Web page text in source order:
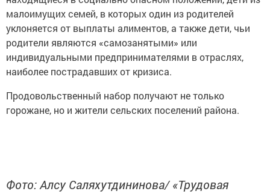
малоимущих семей, в которых один из родителей
уклоняется от выплаты алиментов, а также дети, чьи
родители являются «самозанятыми» или
индивидуальными предпринимателями в отраслях,
наиболее пострадавших от кризиса.
Продовольственный набор получают не только
горожане, но и жители сельских поселений района.
Фото: Алсу Саляхутдининова/ «Трудовая